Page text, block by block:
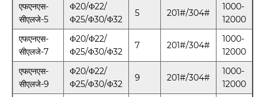
एफएनएस-
सीएलजे-5
Φ20/Φ22/
Φ25/Φ30/Φ32
5 201#/304#
1000-
12000
एफएनएस-
सीएलजे-7
Φ20/Φ22/
Φ25/Φ30/Φ32
7 201#/304#
1000-
12000
एफएनएस-
सीएलजे-9
Φ20/Φ22/
Φ25/Φ30/Φ32
9 201#/304#
1000-
12000